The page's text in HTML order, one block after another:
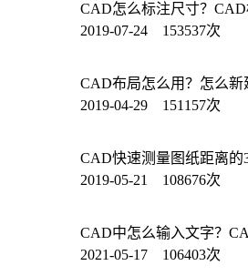
CAD怎么标注尺寸？
2019-07-24 153537次
CAD布局怎么用？怎么新
2019-04-29 151157次
CAD快速测量图纸距离的
2019-05-21 108676次
CAD中怎么输入文字？
2021-05-17 106403次